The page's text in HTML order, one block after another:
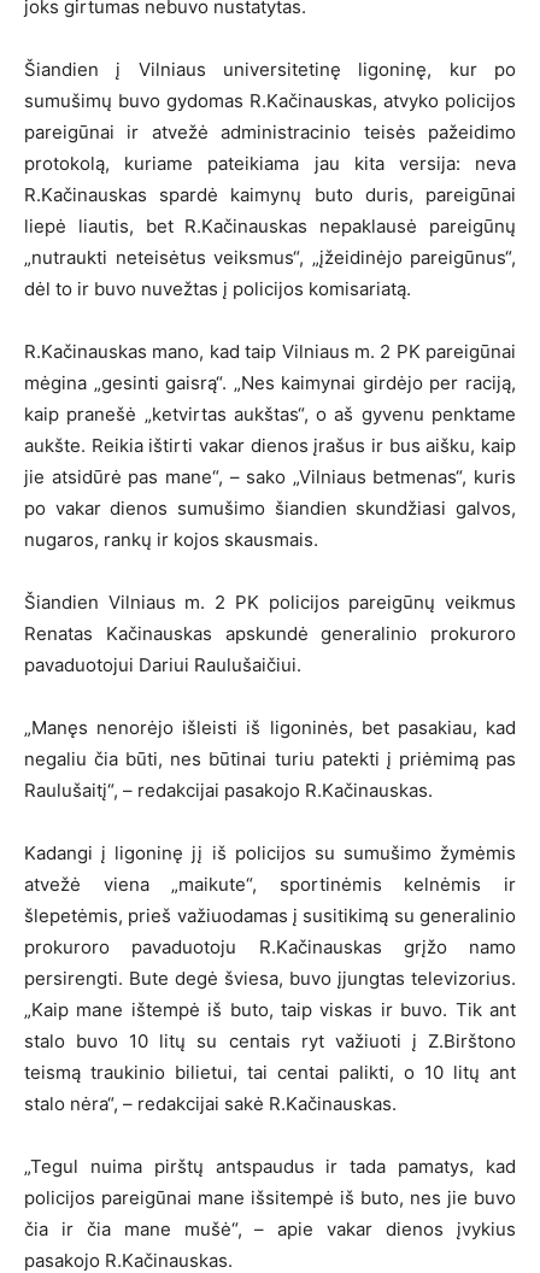
joks girtumas nebuvo nustatytas.
Šiandien į Vilniaus universitetinę ligoninę, kur po
sumušimų buvo gydomas R.Kačinauskas, atvyko policijos
pareigūnai ir atvežė administracinio teisės pažeidimo
protokolą, kuriame pateikiama jau kita versija: neva
R.Kačinauskas spardė kaimynų buto duris, pareigūnai
liepė liautis, bet R.Kačinauskas nepaklausė pareigūnų
„nutraukti neteisėtus veiksmus“, „įžeidinėjo pareigūnus“,
dėl to ir buvo nuvežtas į policijos komisariatą.
R.Kačinauskas mano, kad taip Vilniaus m. 2 PK pareigūnai
mėgina „gesinti gaisrą“. „Nes kaimynai girdėjo per raciją,
kaip pranešė „ketvirtas aukštas“, o aš gyvenu penktame
aukšte. Reikia ištirti vakar dienos įrašus ir bus aišku, kaip
jie atsidūrė pas mane“, – sako „Vilniaus betmenas“, kuris
po vakar dienos sumušimo šiandien skundžiasi galvos,
nugaros, rankų ir kojos skausmais.
Šiandien Vilniaus m. 2 PK policijos pareigūnų veikmus
Renatas Kačinauskas apskundė generalinio prokuroro
pavaduotojui Dariui Raulušaičiui.
„Manęs nenorėjo išleisti iš ligoninės, bet pasakiau, kad
negaliu čia būti, nes būtinai turiu patekti į priėmimą pas
Raulušaitį“, – redakcijai pasakojo R.Kačinauskas.
Kadangi į ligoninę jį iš policijos su sumušimo žymėmis
atvežė viena „maikute“, sportinėmis kelnėmis ir
šlepetėmis, prieš važiuodamas į susitikimą su generalinio
prokuroro pavaduotoju R.Kačinauskas grįžo namo
persirengti. Bute degė šviesa, buvo įjungtas televizorius.
„Kaip mane ištempė iš buto, taip viskas ir buvo. Tik ant
stalo buvo 10 litų su centais ryt važiuoti į Z.Birštono
teismą traukinio bilietui, tai centai palikti, o 10 litų ant
stalo nėra“, – redakcijai sakė R.Kačinauskas.
„Tegul nuima pirštų antspaudus ir tada pamatys, kad
policijos pareigūnai mane išsitempė iš buto, nes jie buvo
čia ir čia mane mušė“, – apie vakar dienos įvykius
pasakojo R.Kačinauskas.